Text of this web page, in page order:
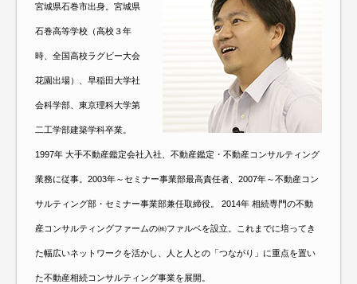
宮城県石巻市出身。宮城県
石巻高等学校（高校３年
時、全国高校ラグビー大会
花園出場）、早稲田大学社
会科学部、東京理科大学第
二工学部建築学科卒業。
1997年 大手不動産鑑定会社入社、不動産鑑定・不動産コンサルティング
業務に従事。2003年～セミナー事業部最高責任者、2007年～不動産コン
サルティング部・セミナー事業部兼任取締役。 2014年 相続専門の不動
産コンサルティングファームの㈱ファルベを設立。これまでに培ってき
た幅広いネットワークを活かし、人と人との「つながり」に重点を置い
た不動産相続コンサルティング事業を展開。